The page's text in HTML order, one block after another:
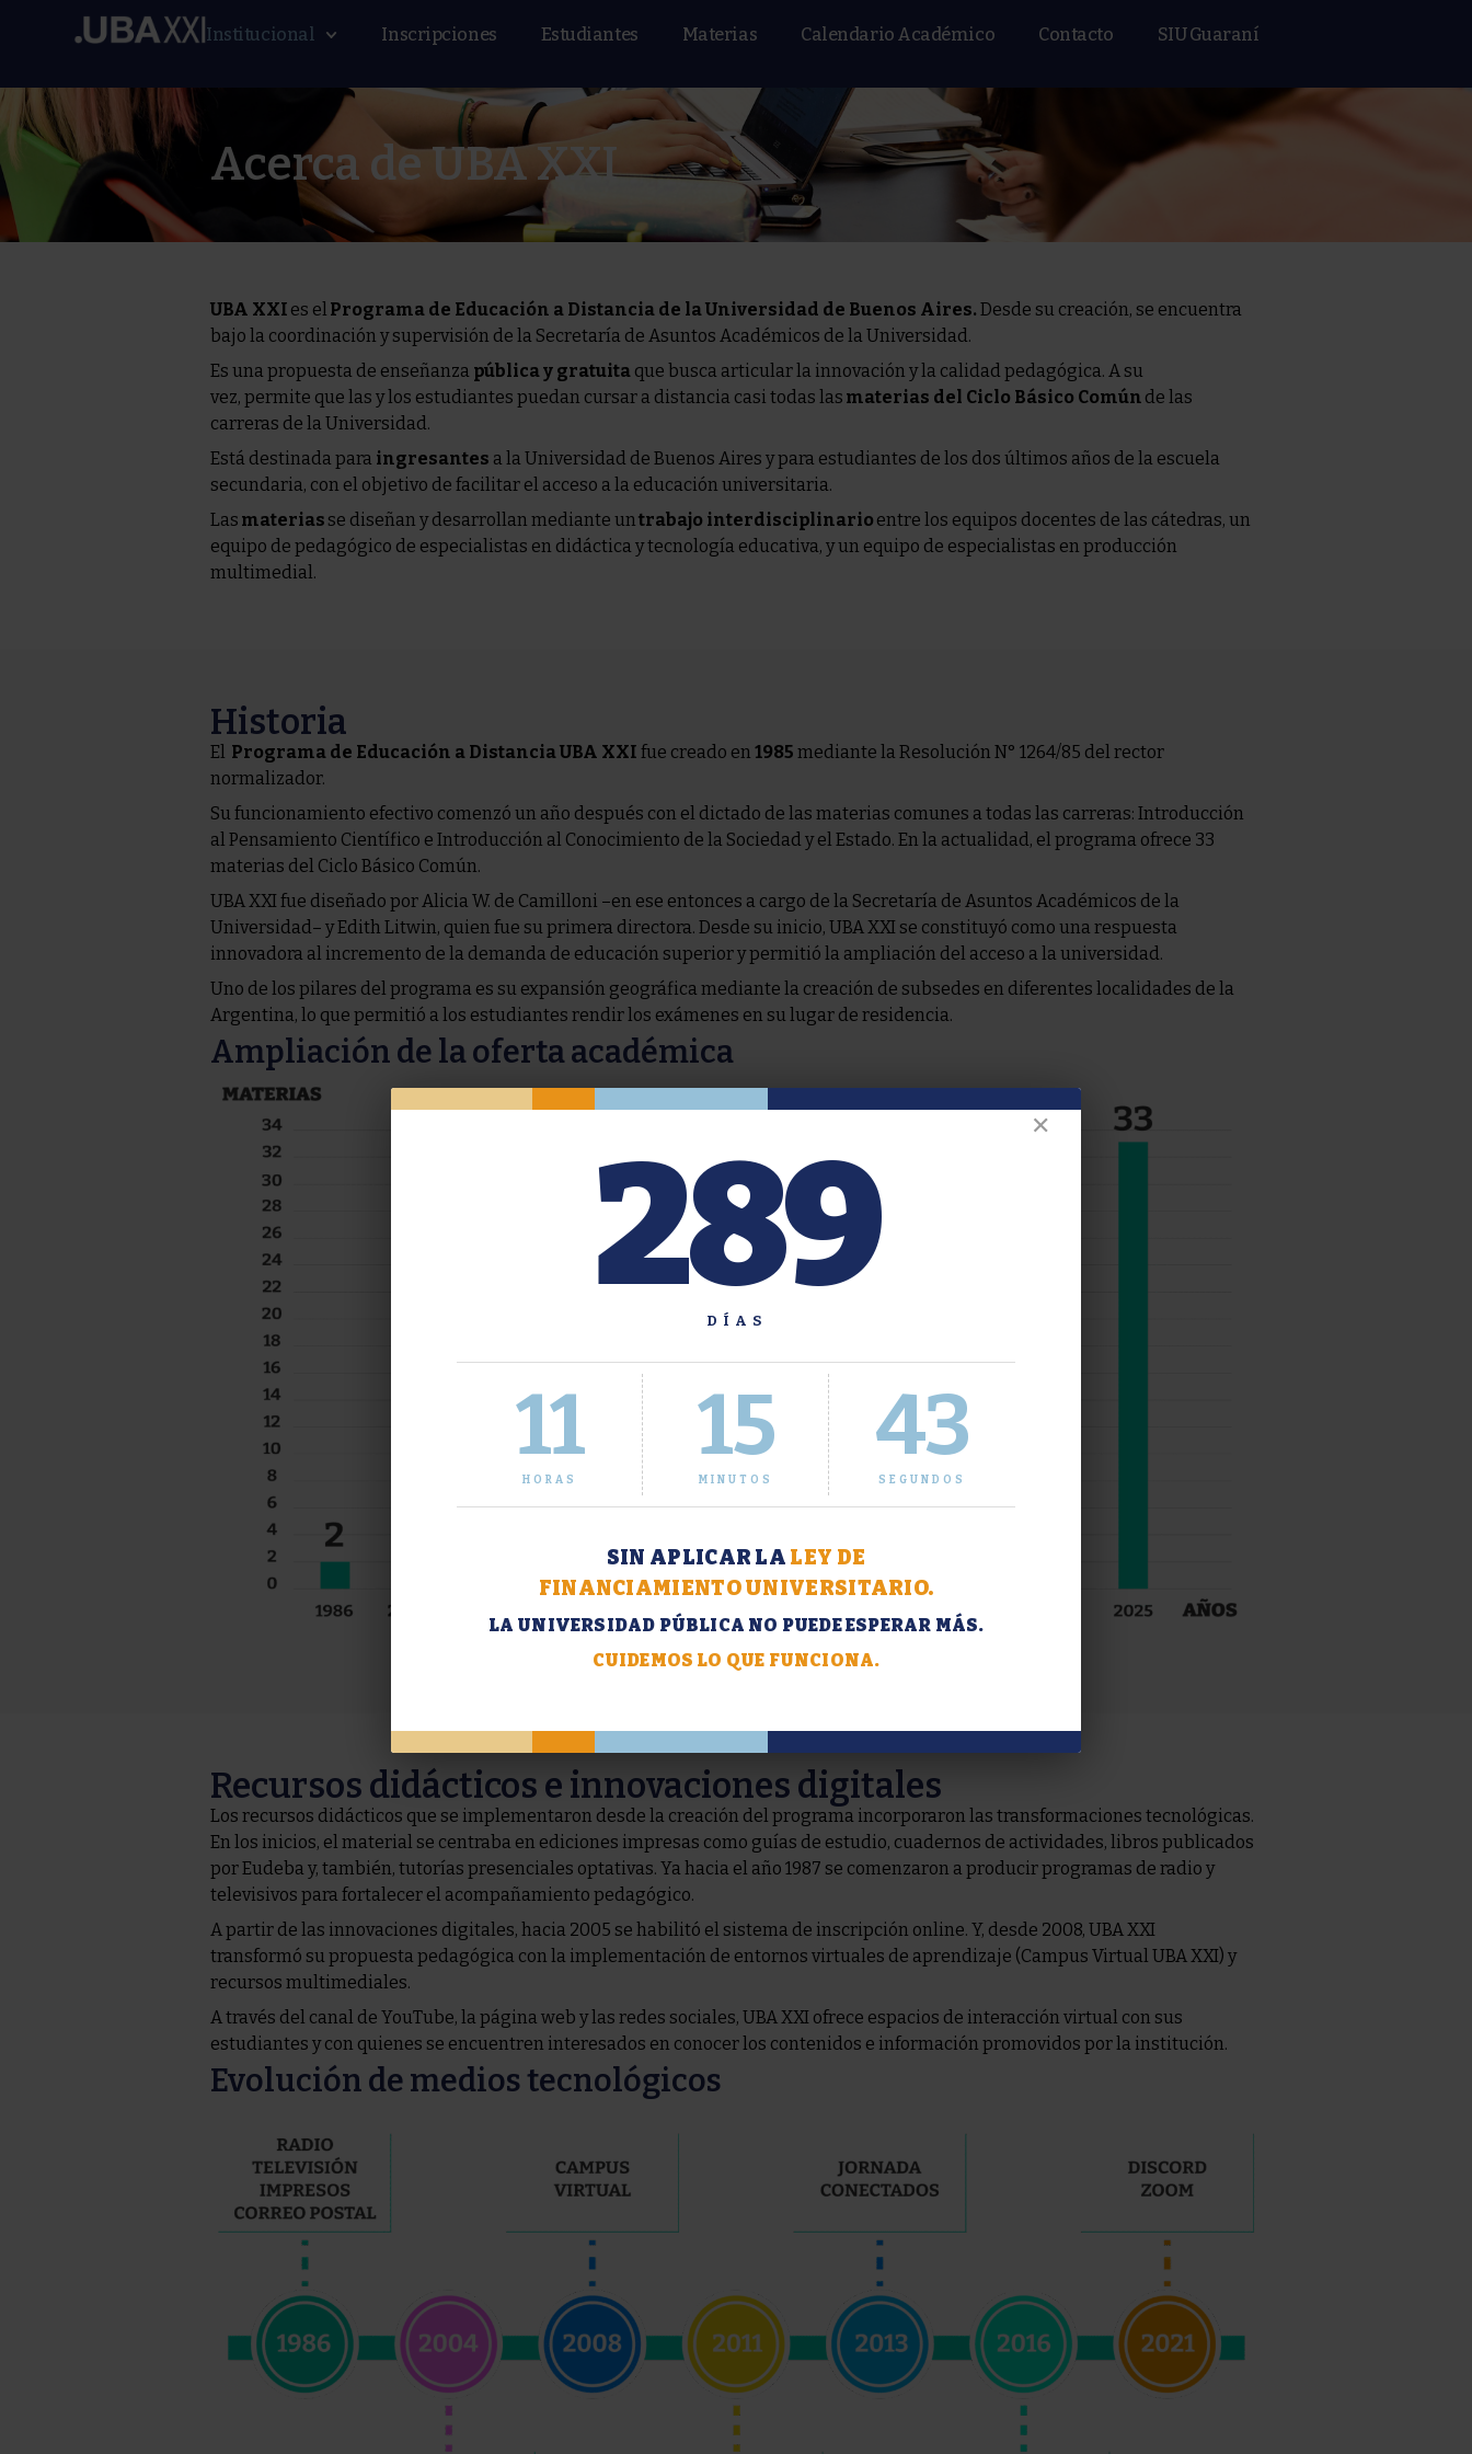
Institucional Inscripciones Estudiantes Materias Calendario Académico Contacto SIU Guaraní
Acerca de UBA XXI
UBA XXI es el Programa de Educación a Distancia de la Universidad de Buenos Aires. Desde su creación, se encuentra
bajo la coordinación y supervisión de la Secretaría de Asuntos Académicos de la Universidad.
Es una propuesta de enseñanza pública y gratuita que busca articular la innovación y la calidad pedagógica. A su
vez, permite que las y los estudiantes puedan cursar a distancia casi todas las materias del Ciclo Básico Común de las
carreras de la Universidad.
Está destinada para ingresantes a la Universidad de Buenos Aires y para estudiantes de los dos últimos años de la escuela
secundaria, con el objetivo de facilitar el acceso a la educación universitaria.
Las materias se diseñan y desarrollan mediante untrabajo interdisciplinario entre los equipos docentes de las cátedras, un
equipo de pedagógico de especialistas en didáctica y tecnología educativa, y un equipo de especialistas en producción
multimedial.
Historia
El Programa de Educación a Distancia UBA XXI fue creado en 1985 mediante la Resolución N° 1264/85 del rector
normalizador.
Su funcionamiento efectivo comenzó un año después con el dictado de las materias comunes a todas las carreras: Introducción
al Pensamiento Científico e Introducción al Conocimiento de la Sociedad y el Estado. En la actualidad, el programa ofrece 33
materias del Ciclo Básico Común.
UBA XXI fue diseñado por Alicia W. de Camilloni –en ese entonces a cargo de la Secretaría de Asuntos Académicos de la
Universidad– y Edith Litwin, quien fue su primera directora. Desde su inicio, UBA XXI se constituyó como una respuesta
innovadora al incremento de la demanda de educación superior y permitió la ampliación del acceso a la universidad.
Uno de los pilares del programa es su expansión geográfica mediante la creación de subsedes en diferentes localidades de la
Argentina, lo que permitió a los estudiantes rendir los exámenes en su lugar de residencia.
Ampliación de la oferta académica
Recursos didácticos e innovaciones digitales
Los recursos didácticos que se implementaron desde la creación del programa incorporaron las transformaciones tecnológicas.
En los inicios, el material se centraba en ediciones impresas como guías de estudio, cuadernos de actividades, libros publicados
por Eudeba y, también, tutorías presenciales optativas. Ya hacia el año 1987 se comenzaron a producir programas de radio y
televisivos para fortalecer el acompañamiento pedagógico.
A partir de las innovaciones digitales, hacia 2005 se habilitó el sistema de inscripción online. Y, desde 2008, UBA XXI
transformó su propuesta pedagógica con la implementación de entornos virtuales de aprendizaje (Campus Virtual UBA XXI) y
recursos multimediales.
A través del canal de YouTube, la página web y las redes sociales, UBA XXI ofrece espacios de interacción virtual con sus
estudiantes y con quienes se encuentren interesados en conocer los contenidos e información promovidos por la institución.
Evolución de medios tecnológicos
✕
289
DÍAS
11
HORAS
15
MINUTOS
44
SEGUNDOS
SIN APLICAR LA LEY DE
FINANCIAMIENTO UNIVERSITARIO.
LA UNIVERSIDAD PÚBLICA NO PUEDE ESPERAR MÁS.
CUIDEMOS LO QUE FUNCIONA.